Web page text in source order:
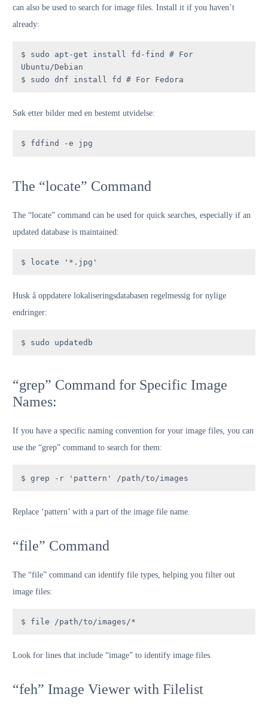
can also be used to search for image files. Install it if you haven’t
already:
$ sudo apt-get install fd-find # For
Ubuntu/Debian
$ sudo dnf install fd # For Fedora
Søk etter bilder med en bestemt utvidelse:
$ fdfind -e jpg
The “locate” Command
The “locate” command can be used for quick searches, especially if an
updated database is maintained:
$ locate '*.jpg'
Husk å oppdatere lokaliseringsdatabasen regelmessig for nylige
endringer:
$ sudo updatedb
“grep” Command for Specific Image
Names:
If you have a specific naming convention for your image files, you can
use the “grep” command to search for them:
$ grep -r 'pattern' /path/to/images
Replace ‘pattern’ with a part of the image file name.
“file” Command
The “file” command can identify file types, helping you filter out
image files:
$ file /path/to/images/*
Look for lines that include “image” to identify image files.
“feh” Image Viewer with Filelist